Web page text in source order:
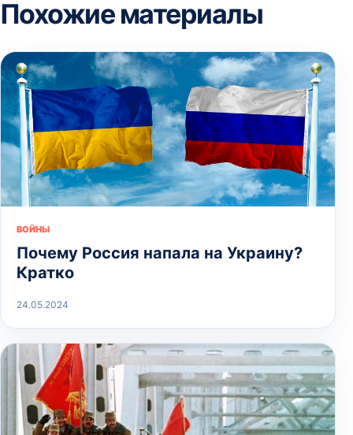
Похожие материалы
ВОЙНЫ
Почему Россия напала на Украину?
Кратко
24.05.2024